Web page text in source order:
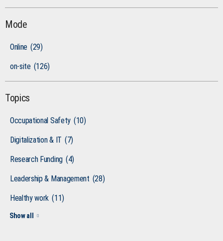
Mode
Online (29)
on-site (126)
Topics
Occupational Safety (10)
Digitalization & IT (7)
Research Funding (4)
Leadership & Management (28)
Healthy work (11)
Show all